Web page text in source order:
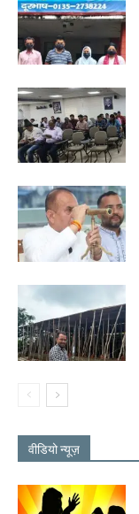
वीडियो न्यूज़